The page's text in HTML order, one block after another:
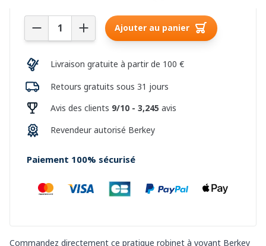
Commandez directement ce pratique robinet à voyant Berkey
Quantité Ajouter au panier
Livraison gratuite à partir de 100 €
Retours gratuits sous 31 jours
Avis des clients 9/10 - 3,245 avis
Revendeur autorisé Berkey
Paiement 100% sécurisé